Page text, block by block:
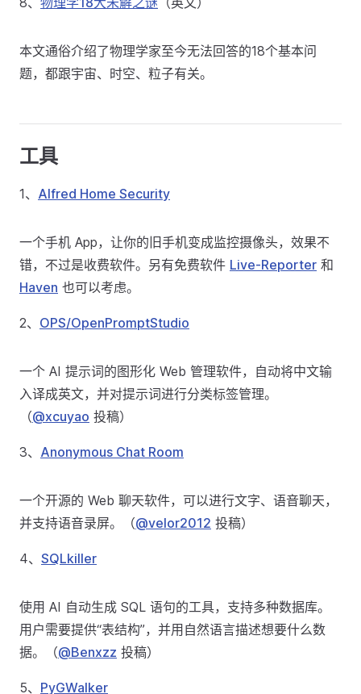
本文通俗介绍了物理学家至今无法回答的18个基本问
题，都跟宇宙、时空、粒子有关。
工具
1、 Alfred Home Security
一个手机 App，让你的旧手机变成监控摄像头，效果不
错，不过是收费软件。另有免费软件 Live-Reporter 和
Haven 也可以考虑。
2、 OPS/OpenPromptStudio
一个 AI 提示词的图形化 Web 管理软件，自动将中文输
入译成英文，并对提示词进行分类标签管理。
（@xcuyao 投稿）
3、 Anonymous Chat Room
一个开源的 Web 聊天软件，可以进行文字、语音聊天，
并支持语音录屏。（@velor2012 投稿）
4、 SQLkiller
使用 AI 自动生成 SQL 语句的工具，支持多种数据库。
用户需要提供“表结构”，并用自然语言描述想要什么数
据。（@Benxzz 投稿）
5、 PyGWalker